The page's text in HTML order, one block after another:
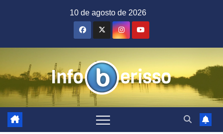
10 de agosto de 2026